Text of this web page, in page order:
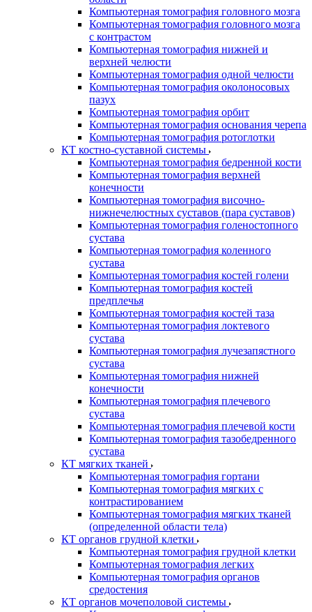
Компьютерная томография головного мозга
Компьютерная томография головного мозга
с контрастом
Компьютерная томография нижней и
верхней челюсти
Компьютерная томография одной челюсти
Компьютерная томография околоносовых
пазух
Компьютерная томография орбит
Компьютерная томография основания черепа
Компьютерная томография ротоглотки
КТ костно-суставной системы
Компьютерная томография бедренной кости
Компьютерная томография верхней
конечности
Компьютерная томография височно-
нижнечелюстных суставов (пара суставов)
Компьютерная томография голеностопного
сустава
Компьютерная томография коленного
сустава
Компьютерная томография костей голени
Компьютерная томография костей
предплечья
Компьютерная томография костей таза
Компьютерная томография локтевого
сустава
Компьютерная томография лучезапястного
сустава
Компьютерная томография нижней
конечности
Компьютерная томография плечевого
сустава
Компьютерная томография плечевой кости
Компьютерная томография тазобедренного
сустава
КТ мягких тканей
Компьютерная томография гортани
Компьютерная томография мягких с
контрастированием
Компьютерная томография мягких тканей
(определенной области тела)
КТ органов грудной клетки
Компьютерная томография грудной клетки
Компьютерная томография легких
Компьютерная томография органов
средостения
КТ органов мочеполовой системы